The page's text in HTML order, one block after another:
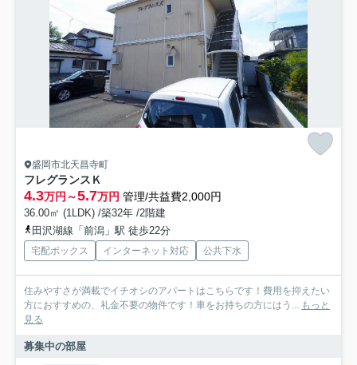
盛岡市北天昌寺町
フレグランスＫ
4.3万円～5.7万円 管理/共益費2,000円
36.00㎡ (1LDK) /築32年 /2階建
田沢湖線「前潟」駅 徒歩22分
宅配ボックス インターネット対応 公共下水
住みやすさが満載でイチオシのアパートはこちらです！費用を抑えたい
方におすすめの、礼金不要の物件です！車をお持ちの方にはう...
もっと
見る
募集中の部屋